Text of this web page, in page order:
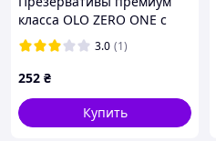
класса OLO ZERO ONE с
гиалуроновой смазкой 10
штук
3.0 (1)
252 ₴
Купить